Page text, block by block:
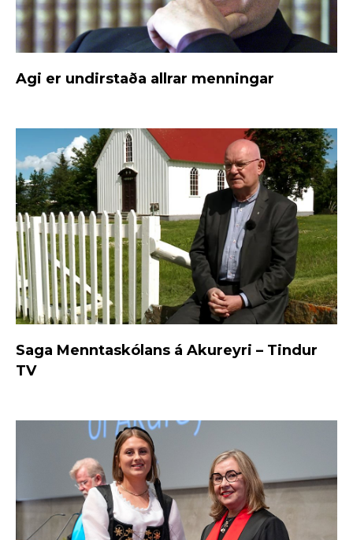
Agi er undirstaða allrar menningar
Saga Menntaskólans á Akureyri – Tindur
TV